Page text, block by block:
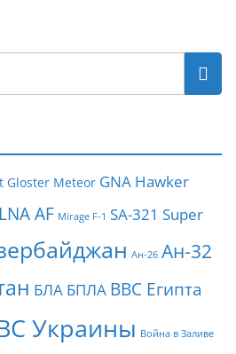
Gloster Meteor GNA Hawker
LNA AF Mirage F-1 SA-321 Super
Ан-26 Ан-32
БЛА БПЛА ВВС Египта
Украины Война в Заливе